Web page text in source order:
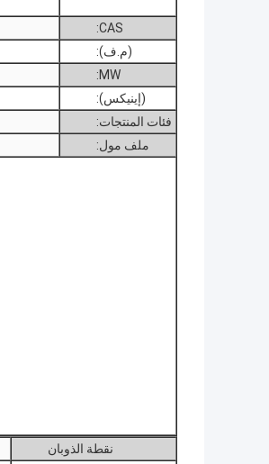
CAS:
(م.ف):
MW:
(إينيكس):
فئات المنتجات:
ملف مول:
نقطة الذوبان